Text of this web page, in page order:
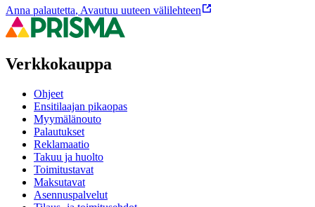
Anna palautetta, Avautuu uuteen välilehteen
Verkkokauppa
Ohjeet
Ensitilaajan pikaopas
Myymälänouto
Palautukset
Reklamaatio
Takuu ja huolto
Toimitustavat
Maksutavat
Asennuspalvelut